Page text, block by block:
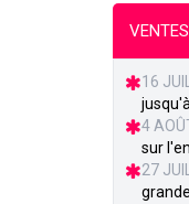
16
4
sur
27